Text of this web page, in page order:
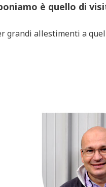
è quello di
grandi allestimenti a